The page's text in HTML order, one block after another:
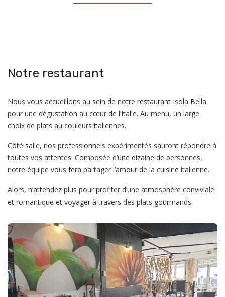
Notre restaurant
Nous vous accueillons au sein de notre restaurant Isola Bella
pour une dégustation au cœur de l’Italie. Au menu, un large
choix de plats au couleurs italiennes.
Côté salle, nos professionnels expérimentés sauront répondre à
toutes vos attentes. Composée d’une dizaine de personnes,
notre équipe vous fera partager l’amour de la cuisine italienne.
Alors, n’attendez plus pour profiter d’une atmosphère conviviale
et romantique et voyager à travers des plats gourmands.